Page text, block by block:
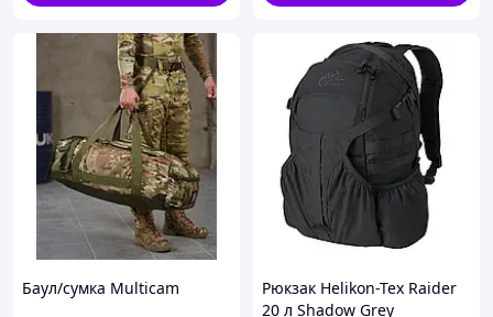
Баул/сумка Multicam
Рюкзак Helikon-Tex Raider
20 л Shadow Grey